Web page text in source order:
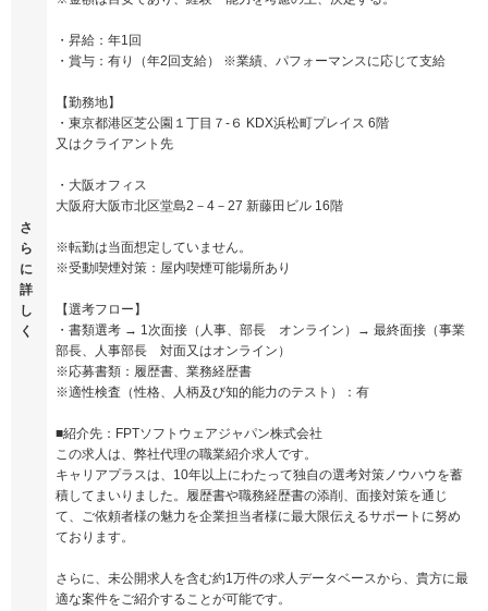
さ
ら
に
詳
し
く
・昇給：年1回
・賞与：有り（年2回支給） ※業績、パフォーマンスに応じて支給
【勤務地】
・東京都港区芝公園１丁目７-６ KDX浜松町プレイス 6階
又はクライアント先
・大阪オフィス
大阪府大阪市北区堂島2－4－27 新藤田ビル 16階
※転勤は当面想定していません。
※受動喫煙対策：屋内喫煙可能場所あり
【選考フロー】
・書類選考 → 1次面接（人事、部長 オンライン）→ 最終面接（事業
部長、人事部長 対面又はオンライン）
※応募書類：履歴書、業務経歴書
※適性検査（性格、人柄及び知的能力のテスト）：有
■紹介先：FPTソフトウェアジャパン株式会社
この求人は、弊社代理の職業紹介求人です。
キャリアプラスは、10年以上にわたって独自の選考対策ノウハウを蓄
積してまいりました。履歴書や職務経歴書の添削、面接対策を通じ
て、ご依頼者様の魅力を企業担当者様に最大限伝えるサポートに努め
ております。
さらに、未公開求人を含む約1万件の求人データベースから、貴方に最
適な案件をご紹介することが可能です。